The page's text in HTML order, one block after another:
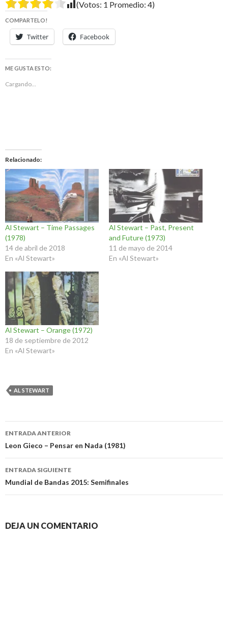
(Votos: 1 Promedio: 4)
COMPARTELO!
Twitter Facebook
ME GUSTA ESTO:
Cargando...
Relacionado
Al Stewart – Time Passages
(1978)
14 de abril de 2018
En «Al Stewart»
Al Stewart – Past, Present
and Future (1973)
11 de mayo de 2014
En «Al Stewart»
Al Stewart – Orange (1972)
18 de septiembre de 2012
En «Al Stewart»
AL STEWART
Navegación
de
entradas
ENTRADA ANTERIOR
Leon Gieco – Pensar en Nada (1981)
ENTRADA SIGUIENTE
Mundial de Bandas 2015: Semifinales
DEJA UN COMENTARIO